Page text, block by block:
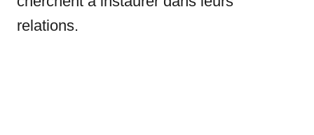
relations.